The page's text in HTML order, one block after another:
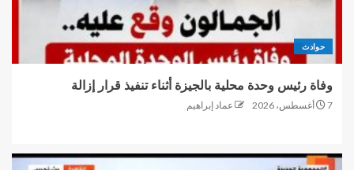
حوادث
وفاة رئيس وحدة محلية بالجيزة أثناء تنفيذ قرار إزالة
7 أغسطس، 2026 عماد إبراهيم